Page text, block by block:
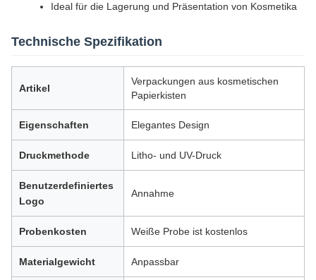
Ideal für die Lagerung und Präsentation von Kosmetika
Technische Spezifikation
Artikel
Verpackungen aus kosmetischen
Papierkisten
Eigenschaften Elegantes Design
Druckmethode Litho- und UV-Druck
Benutzerdefiniertes
Logo
Annahme
Probenkosten Weiße Probe ist kostenlos
Materialgewicht Anpassbar